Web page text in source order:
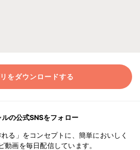
をダウンロードする
ルの公式SNSをフォロー
れる」をコンセプトに、簡単においしく
動画を毎日配信しています。